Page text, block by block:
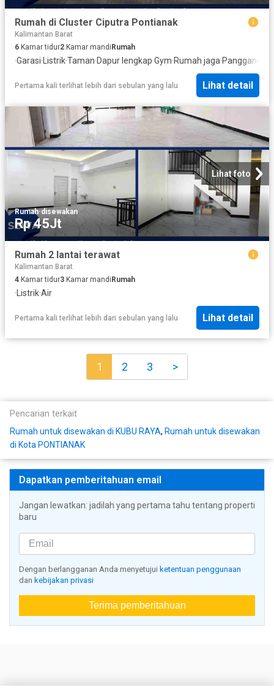
Rumah di Cluster Ciputra Pontianak
Kalimantan Barat
6 Kamar tidur2 Kamar mandi Rumah
·Garasi· Listrik·Taman·Dapur lengkap·Gym·Rumah jaga·Panggang
Pertama kali terlihat lebih dari sebulan yang lalu Lihat detail
Lihat foto
Rumah·disewakan
Rp 45Jt
Rumah 2 lantai terawat
Kalimantan Barat
4 Kamar tidur3 Kamar mandiRumah
· Listrik·Air
Pertama kali terlihat lebih dari sebulan yang lalu Lihat detail
1 2 3 >
Pencarian terkait
Rumah untuk disewakan di KUBU RAYA, Rumah untuk disewakan
di Kota PONTIANAK
Dapatkan pemberitahuan email
Jangan lewatkan: jadilah yang pertama tahu tentang properti
baru
Dengan berlangganan Anda menyetujui ketentuan penggunaan
dan kebijakan privasi
Terima pemberitahuan